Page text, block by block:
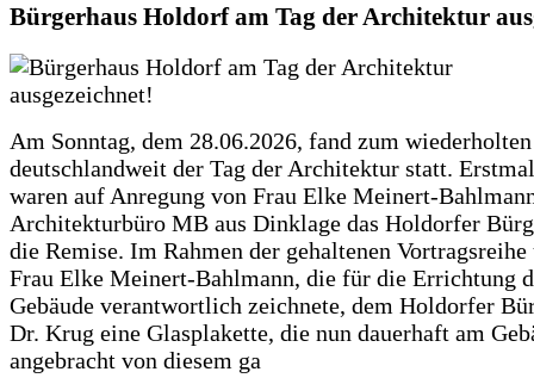
Bürgerhaus Holdorf am Tag der Architektur
Am Sonntag, dem 28.06.2026, fand zum
deutschlandweit der Tag der Architektur statt.
waren auf Anregung von Frau Elke Meinert-
Architekturbüro MB aus Dinklage das Holdorfer
die Remise. Im Rahmen der gehaltenen
Frau Elke Meinert-Bahlmann, die für die Errichtung
Gebäude verantwortlich zeichnete, dem Holdorfer
Dr. Krug eine Glasplakette, die nun dauerhaft am
angebracht von diesem ga